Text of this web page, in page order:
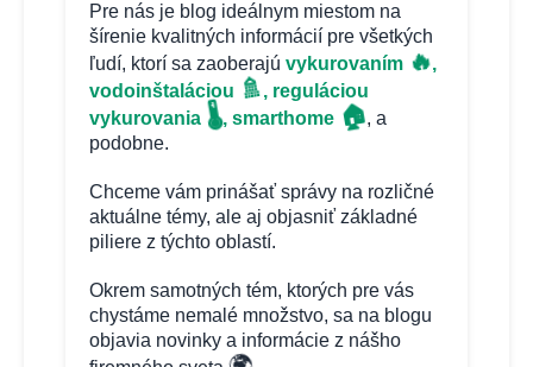
Pre nás je blog ideálnym miestom na
šírenie kvalitných informácií pre všetkých
ľudí, ktorí sa zaoberajú vykurovaním 🔥,
vodoinštaláciou 🚿, reguláciou
vykurovania 🌡️, smarthome 🏠, a
podobne.
Chceme vám prinášať správy na rozličné
aktuálne témy, ale aj objasniť základné
piliere z týchto oblastí.
Okrem samotných tém, ktorých pre vás
chystáme nemalé množstvo, sa na blogu
objavia novinky a informácie z nášho